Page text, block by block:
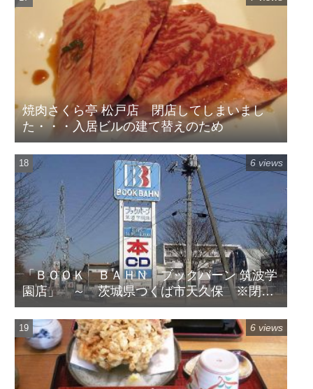
焼肉さくら亭 松戸店 閉店してしまいまし
た・・・入居ビルの建て替えのため
「ＢＯＯＫ ＢＡＨＮ ブックバーン 筑波学
園店」 ～ 茨城県つくば市天久保 ※閉店
してます
6 views
6 views